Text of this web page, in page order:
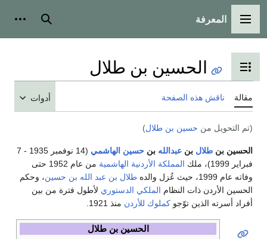
القائمة الرئيسية
المعرفة بحث
تبديل عرض جدول المحتويات
الحسين بن طلال
مقالة ناقش هذه الصفحة أدوات
(تم التحويل من حسين بن طلال)
الحسين بن طلال بن عبدالله بن حسين الهاشمي
(14 نوفمبر 1935 - 7
فبراير 1999)، ملك
المملكة الأردنية الهاشمية
من عام 1952 حتى
وفاته عام 1999، حيث عُزل والده
طلال بن عبد الله بن حسين، وحكم
الحسين الأردن ذات النظام الملكي الدستوري لأطول فترة من بين
أفراد أسرته الذين توّجو كملوك للأردن منذ 1921.
الحسين بن طلال